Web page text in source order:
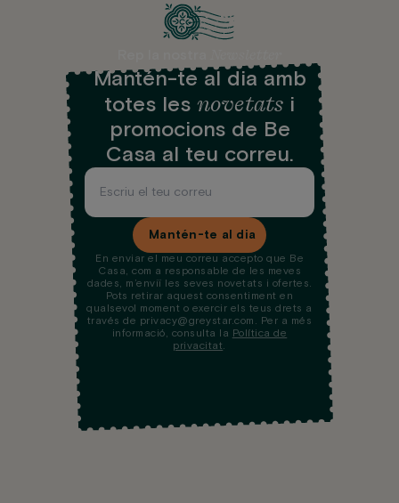
Mantén-te al dia amb
totes les novetats i
promocions de Be
Casa al teu correu.
Mantén-te al dia
En enviar el meu correu accepto que Be
Casa, com a responsable de les meves
dades, m’enviï les seves novetats i ofertes.
Pots retirar aquest consentiment en
qualsevol moment o exercir els teus drets a
través de privacy@greystar.com. Per a més
informació, consulta la Política de
privacitat.